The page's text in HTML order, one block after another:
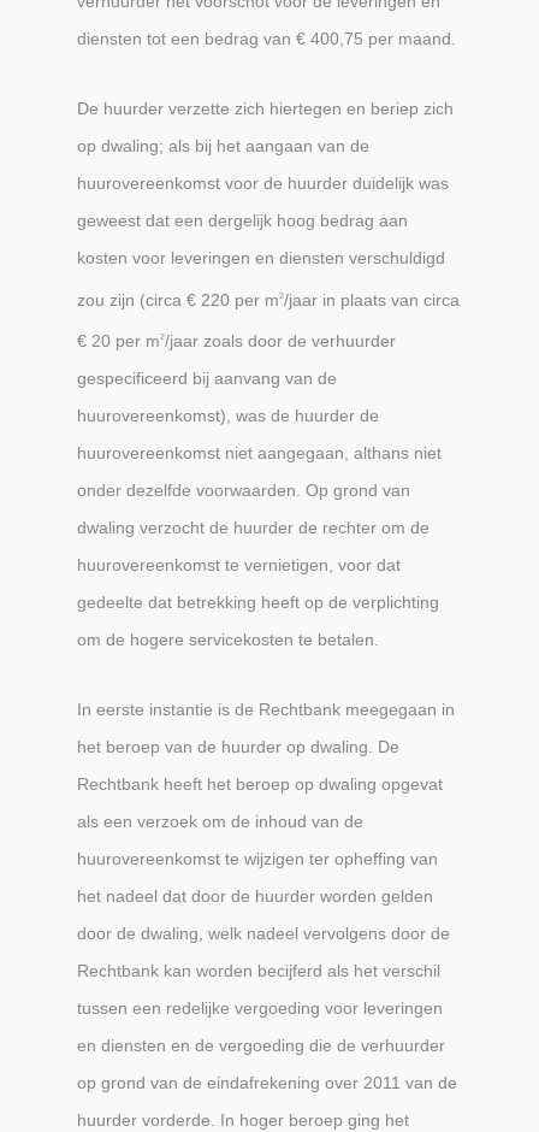
diensten tot een bedrag van € 400,75 per maand.
De huurder verzette zich hiertegen en beriep zich
op dwaling; als bij het aangaan van de
huurovereenkomst voor de huurder duidelijk was
geweest dat een dergelijk hoog bedrag aan
kosten voor leveringen en diensten verschuldigd
zou zijn (circa € 220 per m2/jaar in plaats van circa
€ 20 per m2/jaar zoals door de verhuurder
gespecificeerd bij aanvang van de
huurovereenkomst), was de huurder de
huurovereenkomst niet aangegaan, althans niet
onder dezelfde voorwaarden. Op grond van
dwaling verzocht de huurder de rechter om de
huurovereenkomst te vernietigen, voor dat
gedeelte dat betrekking heeft op de verplichting
om de hogere servicekosten te betalen.
In eerste instantie is de Rechtbank meegegaan in
het beroep van de huurder op dwaling. De
Rechtbank heeft het beroep op dwaling opgevat
als een verzoek om de inhoud van de
huurovereenkomst te wijzigen ter opheffing van
het nadeel dat door de huurder worden gelden
door de dwaling, welk nadeel vervolgens door de
Rechtbank kan worden becijferd als het verschil
tussen een redelijke vergoeding voor leveringen
en diensten en de vergoeding die de verhuurder
op grond van de eindafrekening over 2011 van de
huurder vorderde. In hoger beroep ging het